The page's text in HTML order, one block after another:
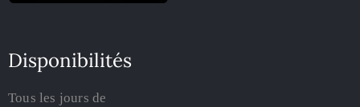
Disponibilités
Tous les jours de